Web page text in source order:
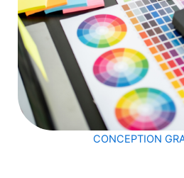
CONCEPTION